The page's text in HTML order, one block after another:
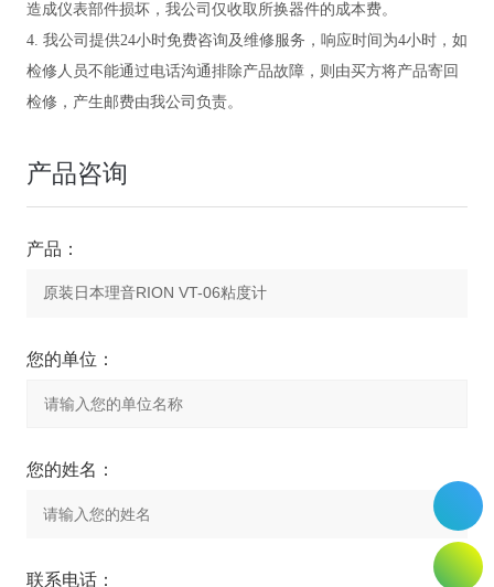
造成仪表部件损坏，我公司仅收取所换器件的成本费。
4. 我公司提供24小时免费咨询及维修服务，响应时间为4小时，如
检修人员不能通过电话沟通排除产品故障，则由买方将产品寄回
检修，产生邮费由我公司负责。
产品咨询
产品：
您的单位：
您的姓名：
联系电话：